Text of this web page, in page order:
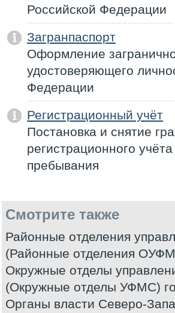
Российской Федерации
Загранпаспорт
Оформление
удостоверяющего
Федерации
Регистрационный учёт
Постановка и снятие
регистрационного
пребывания
Смотрите также
Районные отделения
(Районные отделения
Окружные отделы
(Окружные отделы УФМС)
Органы власти Северо-